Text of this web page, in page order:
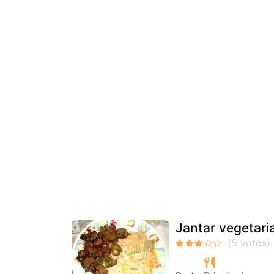
Jantar